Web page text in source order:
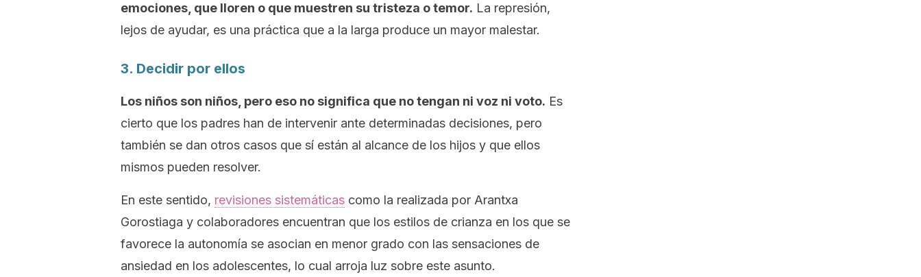
emociones, que lloren o que muestren su tristeza o temor. La represión,
lejos de ayudar, es una práctica que a la larga produce un mayor malestar.
3. Decidir por ellos
Los niños son niños, pero eso no significa que no tengan ni voz ni voto. Es
cierto que los padres han de intervenir ante determinadas decisiones, pero
también se dan otros casos que sí están al alcance de los hijos y que ellos
mismos pueden resolver.
En este sentido, revisiones sistemáticas como la realizada por Arantxa
Gorostiaga y colaboradores encuentran que los estilos de crianza en los que se
favorece la autonomía se asocian en menor grado con las sensaciones de
ansiedad en los adolescentes, lo cual arroja luz sobre este asunto.